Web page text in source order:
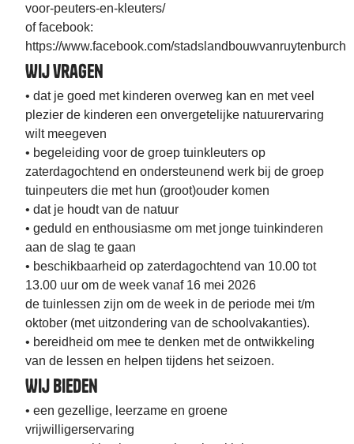
voor-peuters-en-kleuters/
of facebook:
https://www.facebook.com/stadslandbouwvanruytenburch
Wij vragen
• dat je goed met kinderen overweg kan en met veel
plezier de kinderen een onvergetelijke natuurervaring
wilt meegeven
• begeleiding voor de groep tuinkleuters op
zaterdagochtend en ondersteunend werk bij de groep
tuinpeuters die met hun (groot)ouder komen
• dat je houdt van de natuur
• geduld en enthousiasme om met jonge tuinkinderen
aan de slag te gaan
• beschikbaarheid op zaterdagochtend van 10.00 tot
13.00 uur om de week vanaf 16 mei 2026
de tuinlessen zijn om de week in de periode mei t/m
oktober (met uitzondering van de schoolvakanties).
• bereidheid om mee te denken met de ontwikkeling
van de lessen en helpen tijdens het seizoen.
Wij bieden
• een gezellige, leerzame en groene
vrijwilligerservaring